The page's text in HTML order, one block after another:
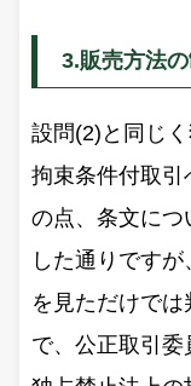
3.販売方法
設問(2)と同じ
拘束条件付取引
の点、条文につ
した通りです
を見ただけでは
で、公正取引